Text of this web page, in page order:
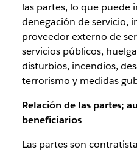
las partes, lo que puede
denegación de servicio,
proveedor externo de
servicios públicos,
disturbios, incendios,
terrorismo y medidas
Relación de las partes;
beneficiarios
Las partes son